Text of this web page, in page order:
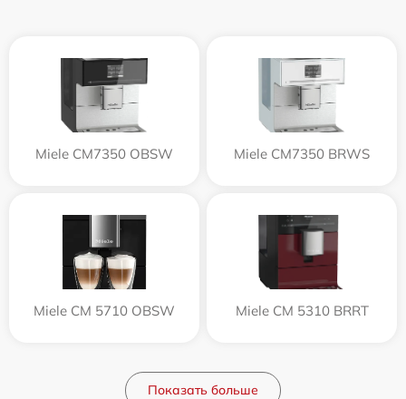
Miele CM7350 OBSW Miele CM7350 BRWS
Miele CM 5710 OBSW Miele CM 5310 BRRT
Показать больше